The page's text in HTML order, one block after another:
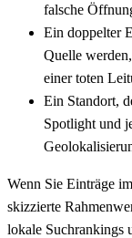
falsche
Ein doppelter
Quelle
einer toten
Ein Standort,
Spotlight und
Wenn Sie Einträge
skizzierte
lokale Suchrankings